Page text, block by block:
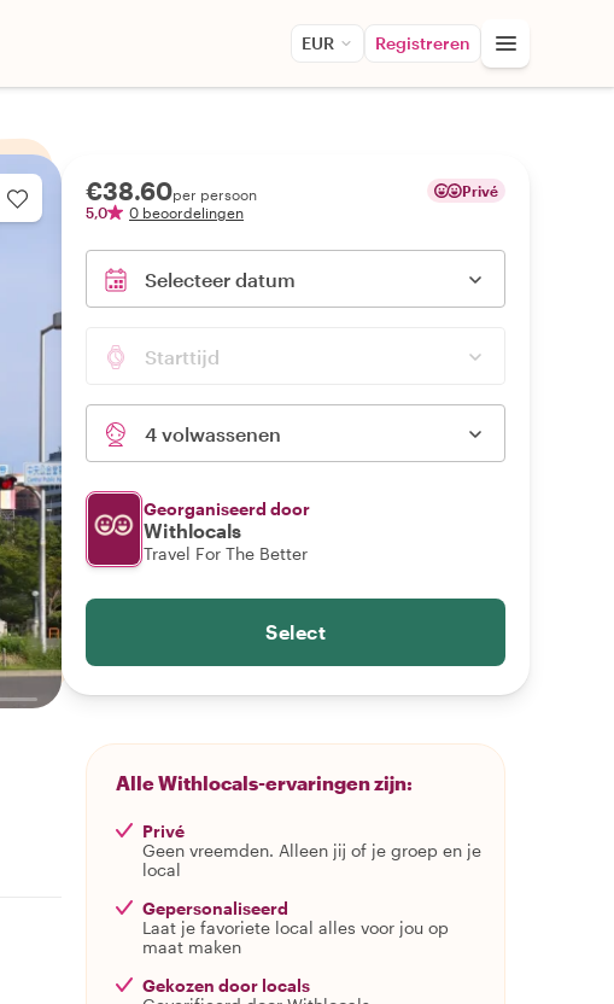
EUR Registreren
€38.60per persoon
5,0
0 beoordelingen
Privé
Selecteer datum
Starttijd
4 volwassenen
Georganiseerd door
Withlocals
Travel For The Better
Select
Alle Withlocals-ervaringen zijn:
Privé
Geen vreemden. Alleen jij of je groep en je
local
Gepersonaliseerd
Laat je favoriete local alles voor jou op
maat maken
Gekozen door locals